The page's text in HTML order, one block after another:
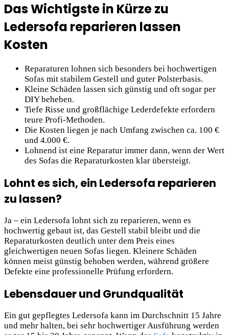
Das Wichtigste in Kürze zu
Ledersofa reparieren lassen
Kosten
Reparaturen lohnen sich besonders bei hochwertigen
Sofas mit stabilem Gestell und guter Polsterbasis.
Kleine Schäden lassen sich günstig und oft sogar per
DIY beheben.
Tiefe Risse und großflächige Lederdefekte erfordern
teure Profi-Methoden.
Die Kosten liegen je nach Umfang zwischen ca. 100 €
und 4.000 €.
Lohnend ist eine Reparatur immer dann, wenn der Wert
des Sofas die Reparaturkosten klar übersteigt.
Lohnt es sich, ein Ledersofa reparieren
zu lassen?
Ja – ein Ledersofa lohnt sich zu reparieren, wenn es
hochwertig gebaut ist, das Gestell stabil bleibt und die
Reparaturkosten deutlich unter dem Preis eines
gleichwertigen neuen Sofas liegen. Kleinere Schäden
können meist günstig behoben werden, während größere
Defekte eine professionelle Prüfung erfordern.
Lebensdauer und Grundqualität
Ein gut gepflegtes Ledersofa kann im Durchschnitt 15 Jahre
und mehr halten, bei sehr hochwertiger Ausführung werden